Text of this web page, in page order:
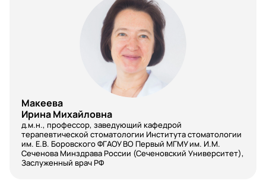
Макеева
Ирина Михайловна
д.м.н., профессор, заведующий кафедрой
терапевтической стоматологии Института стоматологии
им. Е.В. Боровского ФГАОУ ВО Первый МГМУ им. И.М.
Сеченова Минздрава России (Сеченовский Университет),
Заслуженный врач РФ